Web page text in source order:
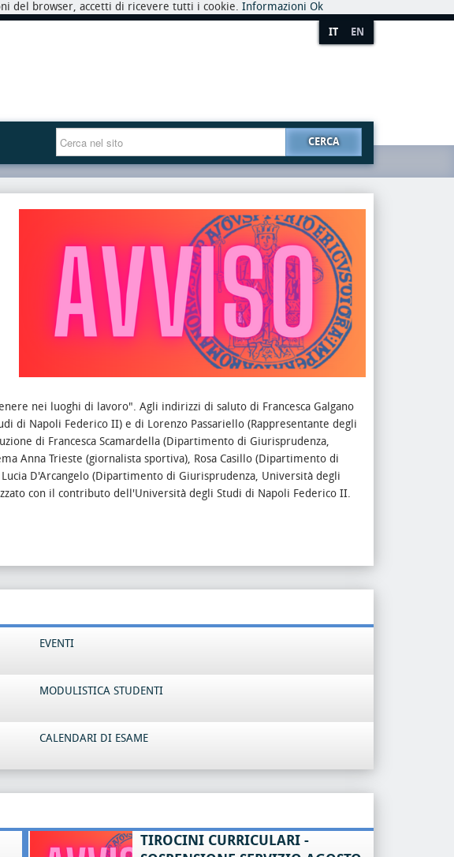
del browser, accetti di ricevere tutti i cookie. Informazioni Ok
IT EN
CERCA
nei luoghi di lavoro". Agli indirizzi di saluto di Francesca Galgano
di Napoli Federico II) e di Lorenzo Passariello (Rappresentante degli
di Francesca Scamardella (Dipartimento di Giurisprudenza,
Anna Trieste (giornalista sportiva), Rosa Casillo (Dipartimento di
D'Arcangelo (Dipartimento di Giurisprudenza, Università degli
con il contributo dell'Università degli Studi di Napoli Federico II.
EVENTI
MODULISTICA STUDENTI
CALENDARI DI ESAME
TIROCINI CURRICULARI -